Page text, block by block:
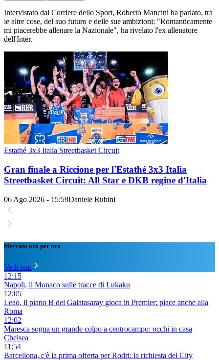
Intervistato dal Corriere dello Sport, Roberto Mancini ha parlato, tra
le altre cose, del suo futuro e delle sue ambizioni: "Romanticamente
mi piacerebbe allenare la Nazionale", ha rivelato l'ex allenatore
dell'Inter.
Estathé 3x3 Italia Streetbasket Circuit
Gran finale a Riccione per l'Estathé 3x3 Italia
Streetbasket Circuit: All Star e DKB regine d'Italia
06 Ago 2026 - 15:59Daniele Rubini
Mercato ora per ora
Vedi tutti
12:15
Napoli, il Monaco sulle tracce di Lukaku
12:05
Leao, il piano B del Galatasaray gioca in Premier: piace anche alla
Roma
12:02
Maresca sogna un grande colpo a centrocampo: occhi in casa
Chelsea
11:54
Barcellona, c'è la prima offerta per Rodri: la richiesta del City